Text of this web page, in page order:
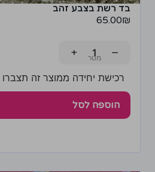
בד רשת בצבע זהב
65.00₪
−
+
רכישת יחידה ממוצר זה תצברו 3 נקודות!
הוספה לסל